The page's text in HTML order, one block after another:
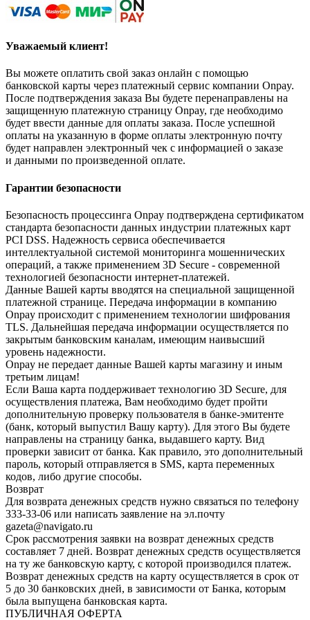
Уважаемый клиент!
Вы можете оплатить свой заказ онлайн с помощью
банковской карты через платежный сервис компании Onpay.
После подтверждения заказа Вы будете перенаправлены на
защищенную платежную страницу Onpay, где необходимо
будет ввести данные для оплаты заказа. После успешной
оплаты на указанную в форме оплаты электронную почту
будет направлен электронный чек с информацией о заказе
и данными по произведенной оплате.
Гарантии безопасности
Безопасность процессинга Onpay подтверждена сертификатом
стандарта безопасности данных индустрии платежных карт
PCI DSS. Надежность сервиса обеспечивается
интеллектуальной системой мониторинга мошеннических
операций, а также применением 3D Secure - современной
технологией безопасности интернет-платежей.
Данные Вашей карты вводятся на специальной защищенной
платежной странице. Передача информации в компанию
Onpay происходит с применением технологии шифрования
TLS. Дальнейшая передача информации осуществляется по
закрытым банковским каналам, имеющим наивысший
уровень надежности.
Onpay не передает данные Вашей карты магазину и иным
третьим лицам!
Если Ваша карта поддерживает технологию 3D Secure, для
осуществления платежа, Вам необходимо будет пройти
дополнительную проверку пользователя в банке-эмитенте
(банк, который выпустил Вашу карту). Для этого Вы будете
направлены на страницу банка, выдавшего карту. Вид
проверки зависит от банка. Как правило, это дополнительный
пароль, который отправляется в SMS, карта переменных
кодов, либо другие способы.
Возврат
Для возврата денежных средств нужно связаться по телефону
333-33-06 или написать заявление на эл.почту
gazeta@navigato.ru
Срок рассмотрения заявки на возврат денежных средств
составляет 7 дней. Возврат денежных средств осуществляется
на ту же банковскую карту, с которой производился платеж.
Возврат денежных средств на карту осуществляется в срок от
5 до 30 банковских дней, в зависимости от Банка, которым
была выпущена банковская карта.
ПУБЛИЧНАЯ ОФЕРТА